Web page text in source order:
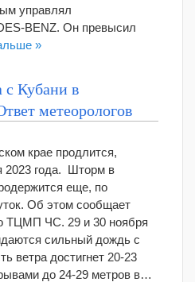
управлял
BENZ. Он превысил
»
с Кубани в
метеорологов
крае продлится,
2023 года. Шторм в
еще, по
Об этом сообщает
ТЦМП ЧС. 29 и 30 ноября
сильный дождь с
ветра достигнет 20-23
до 24-29 метров в…